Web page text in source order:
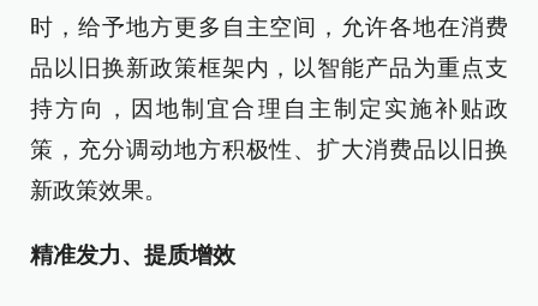
时，给予地方更多自主空间，允许各地在消费
品以旧换新政策框架内，以智能产品为重点支
持方向，因地制宜合理自主制定实施补贴政
策，充分调动地方积极性、扩大消费品以旧换
新政策效果。
精准发力、提质增效